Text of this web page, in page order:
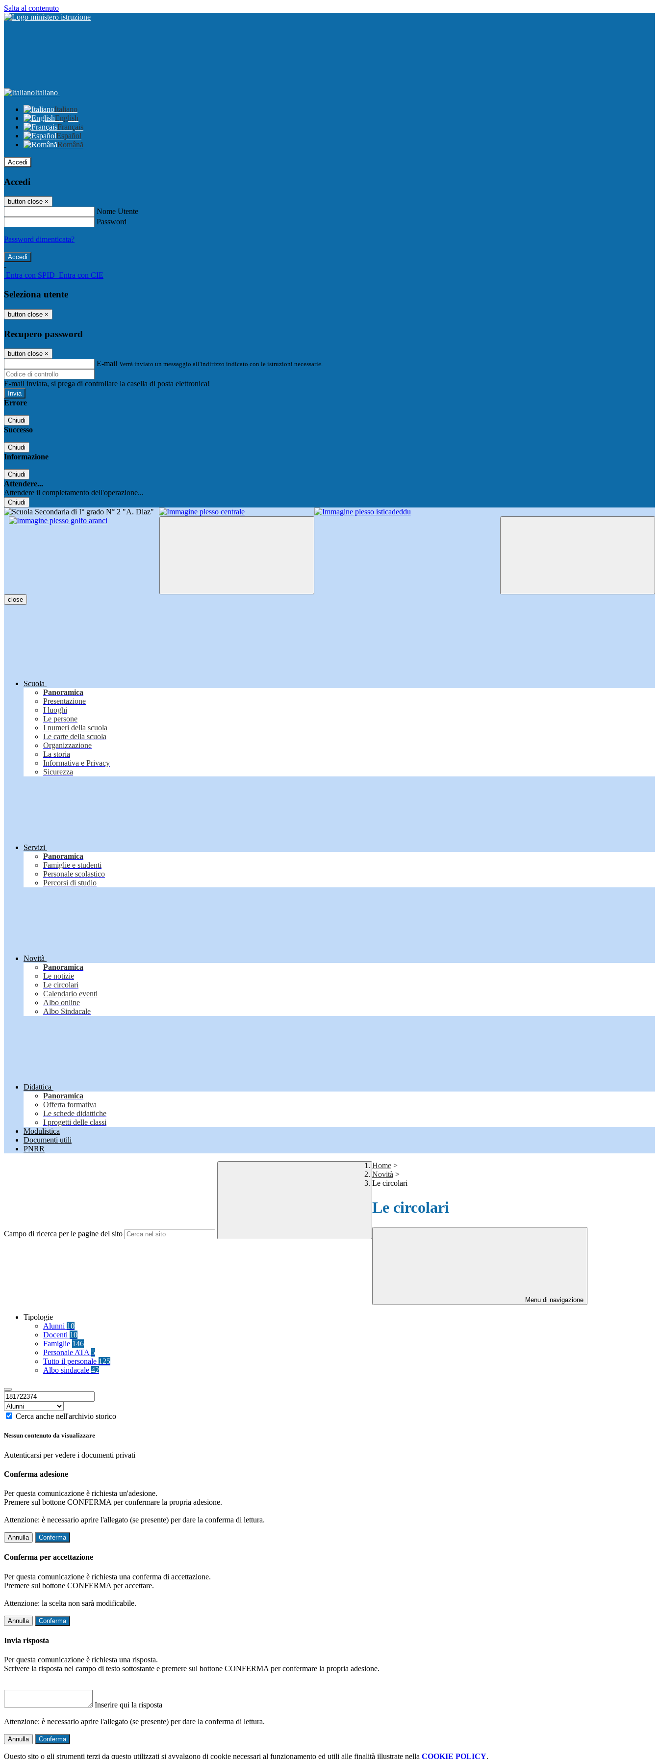
Salta al contenuto
Italiano
Italiano
English
Français
Español
Română
Accedi
Accedi
button close ×
Nome Utente
Password
Password dimenticata?
-
Entra con SPID Entra con CIE
Seleziona utente
button close ×
Recupero password
button close ×
E-mail Verrà inviato un messaggio all'indirizzo indicato con le istruzioni necessarie.
E-mail inviata, si prega di controllare la casella di posta elettronica!
Errore
Chiudi
Successo
Chiudi
Informazione
Chiudi
Attendere...
Attendere il completamento dell'operazione...
Chiudi
close
Scuola
Panoramica
Presentazione
I luoghi
Le persone
I numeri della scuola
Le carte della scuola
Organizzazione
La storia
Informativa e Privacy
Sicurezza
Servizi
Panoramica
Famiglie e studenti
Personale scolastico
Percorsi di studio
Novità
Panoramica
Le notizie
Le circolari
Calendario eventi
Albo online
Albo Sindacale
Didattica
Panoramica
Offerta formativa
Le schede didattiche
I progetti delle classi
Modulistica
Documenti utili
PNRR
Campo di ricerca per le pagine del sito
Home >
Novità >
Le circolari
Le circolari
Menu di navigazione
Tipologie
Alunni 10
Docenti 10
Famiglie 146
Personale ATA 5
Tutto il personale 125
Albo sindacale 42
Cerca anche nell'archivio storico
Nessun contenuto da visualizzare
Autenticarsi per vedere i documenti privati
Conferma adesione
Per questa comunicazione è richiesta un'adesione.
Premere sul bottone CONFERMA per confermare la propria adesione.
Attenzione: è necessario aprire l'allegato (se presente) per dare la conferma di lettura.
Annulla Conferma
Conferma per accettazione
Per questa comunicazione è richiesta una conferma di accettazione.
Premere sul bottone CONFERMA per accettare.
Attenzione: la scelta non sarà modificabile.
Annulla Conferma
Invia risposta
Per questa comunicazione è richiesta una risposta.
Scrivere la risposta nel campo di testo sottostante e premere sul bottone CONFERMA per confermare la propria adesione.
Inserire qui la risposta
Attenzione: è necessario aprire l'allegato (se presente) per dare la conferma di lettura.
Annulla Conferma
Questo sito o gli strumenti terzi da questo utilizzati si avvalgono di cookie necessari al funzionamento ed utili alle finalità illustrate nella COOKIE POLICY.